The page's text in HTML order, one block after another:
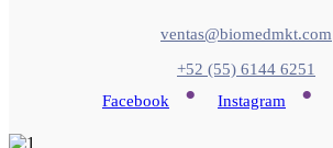
ventas@biomedmkt.com
+52 (55) 6144 6251
Facebook
• Instagram •